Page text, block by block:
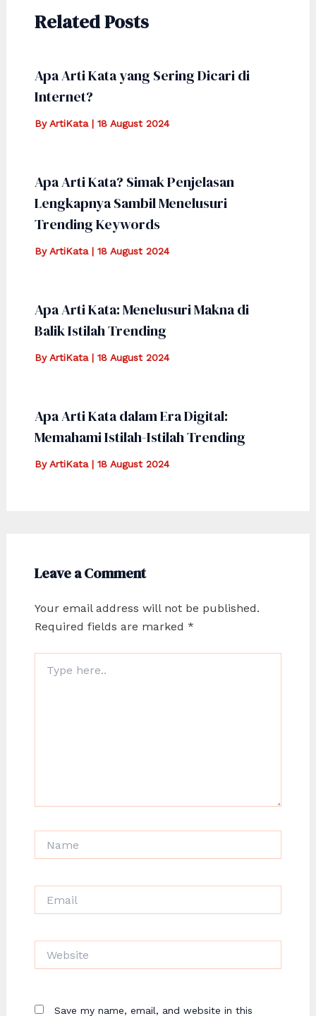
Related Posts
Apa Arti Kata yang Sering Dicari di
Internet?
ByArtiKata | 18 August 2024
Apa Arti Kata? Simak Penjelasan
Lengkapnya Sambil Menelusuri
Trending Keywords
ByArtiKata | 18 August 2024
Apa Arti Kata: Menelusuri Makna di
Balik Istilah Trending
ByArtiKata | 18 August 2024
Apa Arti Kata dalam Era Digital:
Memahami Istilah-Istilah Trending
ByArtiKata | 18 August 2024
Leave a Comment
Your email address will not be published.
Required fields are marked *
here..
Save my name, email, and website in this